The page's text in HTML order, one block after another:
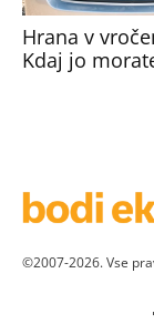
Hrana v
Kdaj jo
©2007-2026. Vse